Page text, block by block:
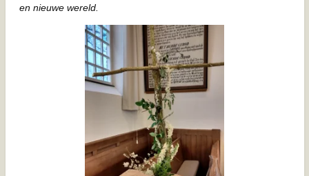
en nieuwe wereld.